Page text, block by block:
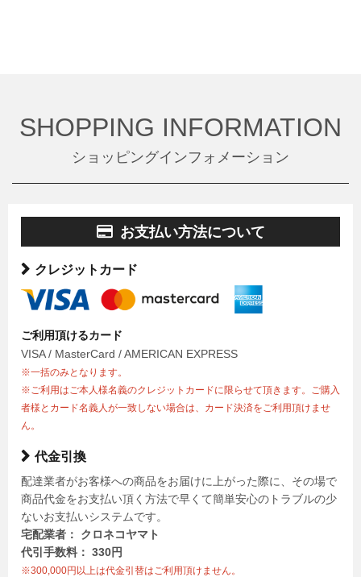
SHOPPING INFORMATION
ショッピングインフォメーション
お支払い方法について
クレジットカード
ご利用頂けるカード
VISA / MasterCard / AMERICAN EXPRESS
※一括のみとなります。
※ご利用はご本人様名義のクレジットカードに限らせて頂きます。ご購入
者様とカード名義人が一致しない場合は、カード決済をご利用頂けませ
ん。
代金引換
配達業者がお客様への商品をお届けに上がった際に、その場で
商品代金をお支払い頂く方法で早くて簡単安心のトラブルの少
ないお支払いシステムです。
宅配業者： クロネコヤマト
代引手数料： 330円
※300,000円以上は代金引替はご利用頂けません。